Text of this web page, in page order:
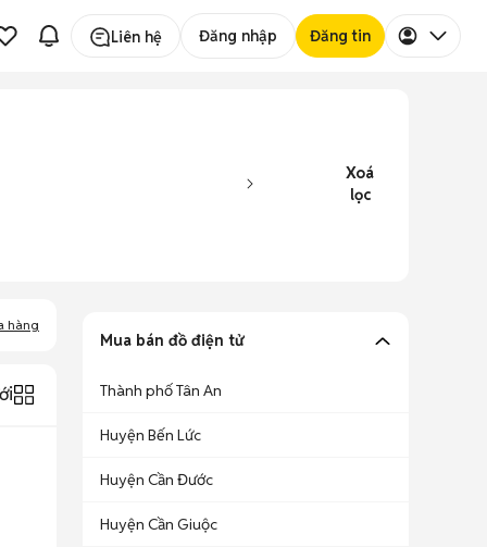
Liên hệ Đăng nhập Đăng tin
Xoá
lọc
hàng
Mua bán đồ điện tử
Thành phố Tân An
Huyện Bến Lức
Huyện Cần Đước
Huyện Cần Giuộc